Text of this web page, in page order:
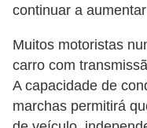
continuar a
Muitos motoristas
carro com
A capacidade de
marchas permitirá
e
e
í
u